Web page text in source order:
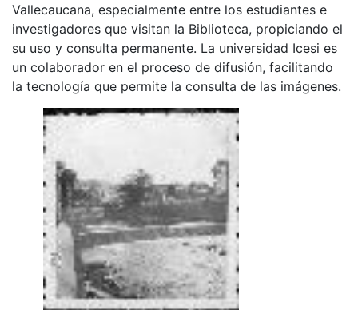
Vallecaucana, especialmente entre los estudiantes e
investigadores que visitan la Biblioteca, propiciando el
su uso y consulta permanente. La universidad Icesi es
un colaborador en el proceso de difusión, facilitando
la tecnología que permite la consulta de las imágenes.